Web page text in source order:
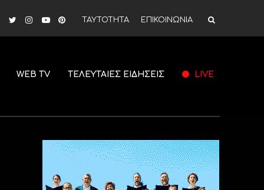
ΤΑΥΤΟΤΗΤΑ ΕΠΙΚΟΙΝΩΝΙΑ
WEB TV ΤΕΛΕΥΤΑΙΕΣ ΕΙΔΗΣΕΙΣ LIVE